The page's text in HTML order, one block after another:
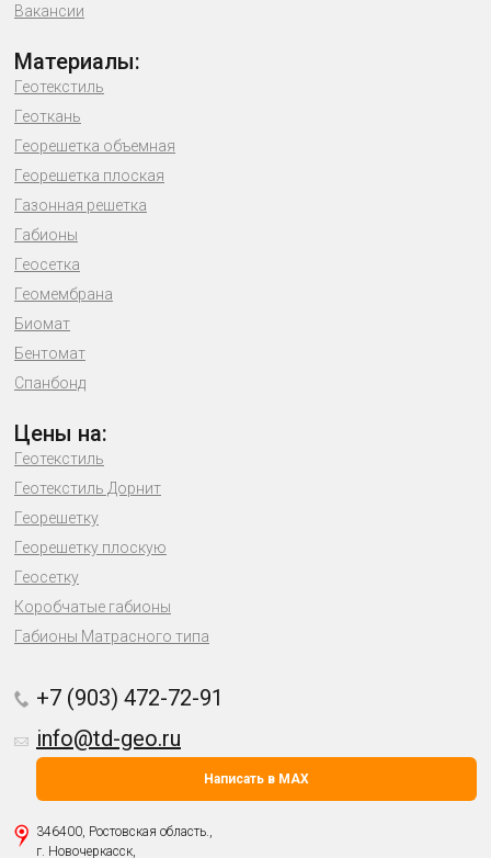
Вакансии
Материалы:
Геотекстиль
Геоткань
Георешетка объемная
Георешетка плоская
Газонная решетка
Габионы
Геосетка
Геомембрана
Биомат
Бентомат
Спанбонд
Цены на:
Геотекстиль
Геотекстиль Дорнит
Георешетку
Георешетку плоскую
Геосетку
Коробчатые габионы
Габионы Матрасного типа
+7 (903) 472-72-91
info@td-geo.ru
Написать в MAX
346400, Ростовская область.,
г. Новочеркасск,